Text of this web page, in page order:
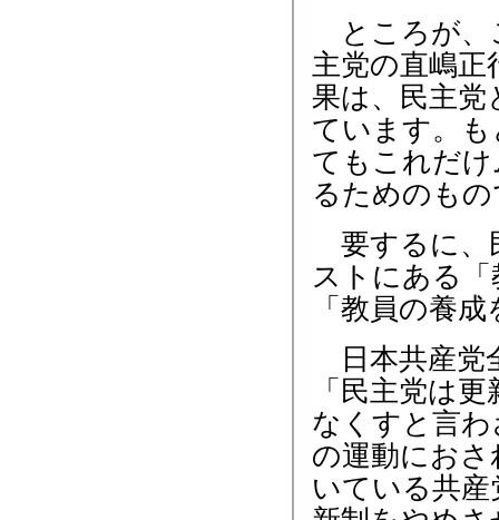
ところが、
主党の直嶋正
果は、民主党
ています。
てもこれだ
るためのも
要するに、
ストにある
「教員の養
日本共産党
「民主党は
なくすと言
の運動にお
いている共